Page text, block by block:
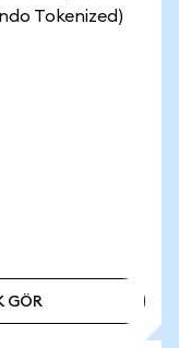
Tokenized)
GÖR